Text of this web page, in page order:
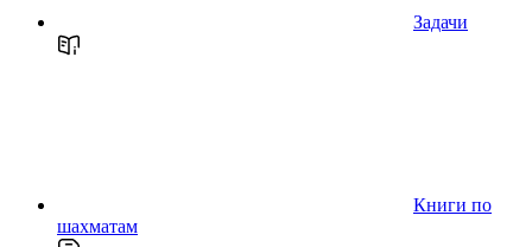
Задачи
Книги по
шахматам